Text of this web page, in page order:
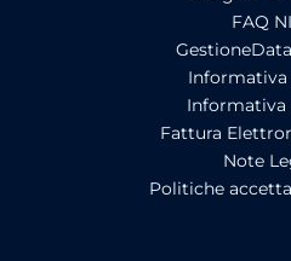
FAQ
Informativa
Informativa
Fattura
Note
Politiche